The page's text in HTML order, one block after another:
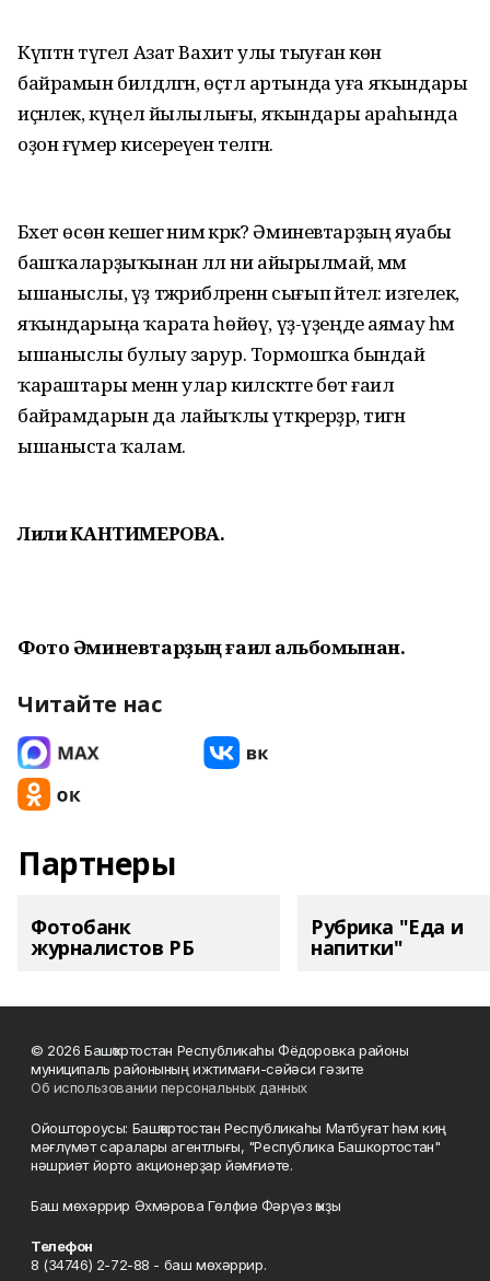
Күптән түгел Азат Вахит улы тыуған көн
байрамын билдәләгән, өҫтәл артында уға яҡындары
иҫәнлек, күңел йылылығы, яҡындары араһында
оҙон ғүмер кисереүен теләгән.
Бәхет өсөн кешегә нимә кәрәк? Әминевтарҙың яуабы
башҡаларҙыҡынан әллә ни айырылмай, әммә
ышаныслы, үҙ тәжрибәләренән сығып әйтелә: изгелек,
яҡындарыңа ҡарата һөйөү, үҙ-үҙеңде аямау һәм
ышаныслы булыу зарур. Тормошҡа бындай
ҡараштары менән улар киләсәктәге бөтә ғаилә
байрамдарын да лайыҡлы үткәрерҙәр, тигән
ышаныста ҡалам.
Лилиә КАНТИМЕРОВА.
Фото Әминевтарҙың ғаилә альбомынан.
Читайте нас
Партнеры
Фотобанк
журналистов РБ
Рубрика "Еда и
напитки"
© 2026 Башҡортостан Республикаһы Фёдоровка районы
муниципаль районының ижтимағи-сәйәси гәзите
Об использовании персональных данных
Ойоштороусы: Башҡортостан Республикаһы Матбуғат һәм киң
мәғлүмәт саралары агентлығы, "Республика Башкортостан"
нәшриәт йорто акционерҙар йәмғиәте.
Баш мөхәррир Әхмәрова Гөлфиә Фәрүәз ҡыҙы
Телефон
8 (34746) 2-72-88 - баш мөхәррир.